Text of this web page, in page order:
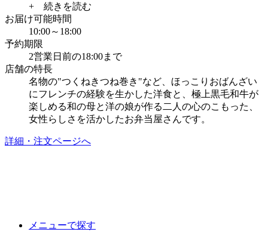
+ 続きを読む
お届け可能時間
10:00～18:00
予約期限
2営業日前の18:00まで
店舗の特長
名物の"つくねきつね巻き"など、ほっこりおばんざい
にフレンチの経験を生かした洋食と、極上黒毛和牛が
楽しめる和の母と洋の娘が作る二人の心のこもった、
女性らしさを活かしたお弁当屋さんです。
詳細・注文ページへ
メニューで探す